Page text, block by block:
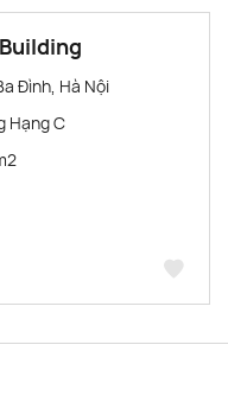
Đình, Hà Nội
Hạng C